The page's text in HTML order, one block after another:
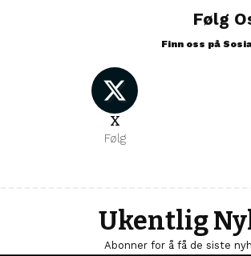
Følg
Finn oss på
X
Følg
Ukentlig
Abonner for å få de siste